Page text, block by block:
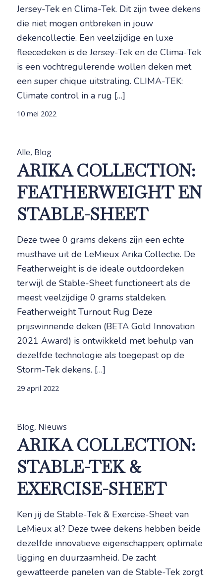
Jersey-Tek en Clima-Tek. Dit zijn twee dekens
die niet mogen ontbreken in jouw
dekencollectie. Een veelzijdige en luxe
fleecedeken is de Jersey-Tek en de Clima-Tek
is een vochtregulerende wollen deken met
een super chique uitstraling. CLIMA-TEK:
Climate control in a rug […]
10 mei 2022
Alle, Blog
ARIKA COLLECTION:
FEATHERWEIGHT EN
STABLE-SHEET
Deze twee 0 grams dekens zijn een echte
musthave uit de LeMieux Arika Collectie. De
Featherweight is de ideale outdoordeken
terwijl de Stable-Sheet functioneert als de
meest veelzijdige 0 grams staldeken.
Featherweight Turnout Rug Deze
prijswinnende deken (BETA Gold Innovation
2021 Award) is ontwikkeld met behulp van
dezelfde technologie als toegepast op de
Storm-Tek dekens. […]
29 april 2022
Blog, Nieuws
ARIKA COLLECTION:
STABLE-TEK &
EXERCISE-SHEET
Ken jij de Stable-Tek & Exercise-Sheet van
LeMieux al? Deze twee dekens hebben beide
dezelfde innovatieve eigenschappen; optimale
ligging en duurzaamheid. De zacht
gewatteerde panelen van de Stable-Tek zorgt